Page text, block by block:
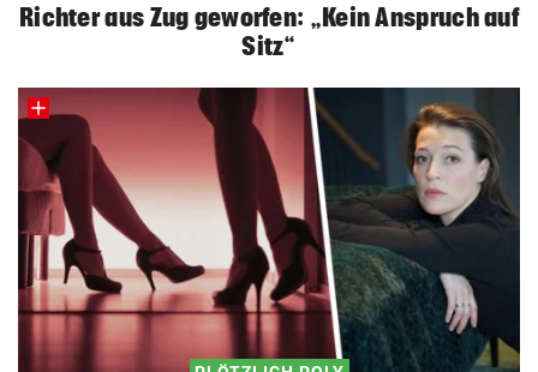
Richter aus Zug geworfen: „Kein Anspruch auf
Sitz“